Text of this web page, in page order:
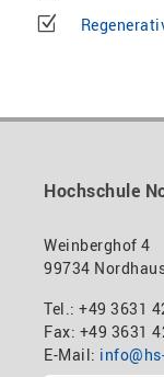
Hochschule
Weinberghof 4
99734
Tel.: +49 3631
Fax: +49 3631
E-Mail: